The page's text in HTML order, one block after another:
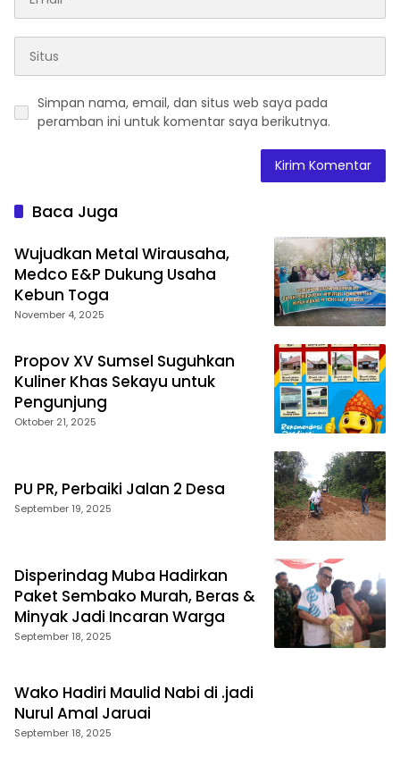
Simpan nama, email, dan situs web saya pada
peramban ini untuk komentar saya berikutnya.
Baca Juga
Wujudkan Metal Wirausaha,
Medco E&P Dukung Usaha
Kebun Toga
November 4, 2025
Propov XV Sumsel Suguhkan
Kuliner Khas Sekayu untuk
Pengunjung
Oktober 21, 2025
PU PR, Perbaiki Jalan 2 Desa
September 19, 2025
Disperindag Muba Hadirkan
Paket Sembako Murah, Beras &
Minyak Jadi Incaran Warga
September 18, 2025
Wako Hadiri Maulid Nabi di .jadi
Nurul Amal Jaruai
September 18, 2025